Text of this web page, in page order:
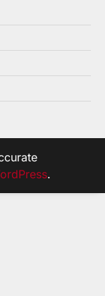
.